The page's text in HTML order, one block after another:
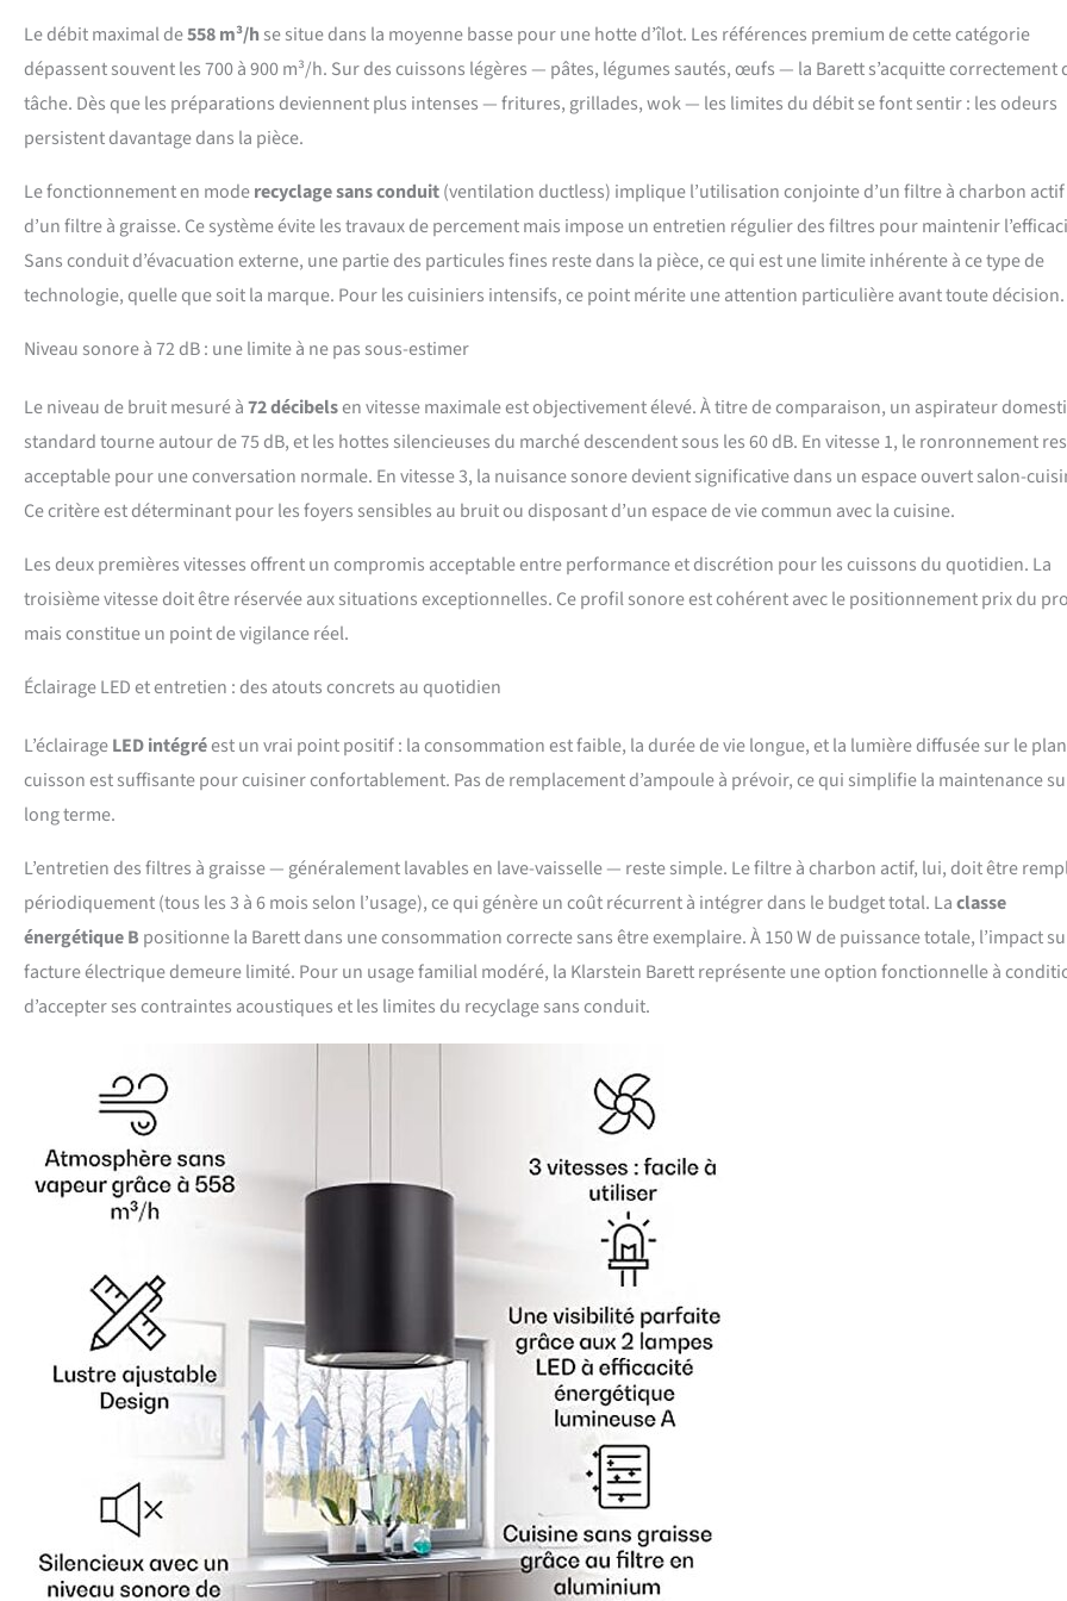
Le débit maximal de558 m³/hse situe dans la moyenne basse pour une hotte d’îlot. Les références premium de cette catégorie
dépassent souvent les 700 à 900 m³/h. Sur des cuissons légères — pâtes, légumes sautés, œufs — la Barett s’acquitte correctement
tâche. Dès que les préparations deviennent plus intenses — fritures, grillades, wok — les limites du débit se font sentir : les odeurs
persistent davantage dans la pièce.
Le fonctionnement en moderecyclage sans conduit(ventilation ductless) implique l’utilisation conjointe d’un filtre à charbon
d’un filtre à graisse. Ce système évite les travaux de percement mais impose un entretien régulier des filtres pour maintenir
Sans conduit d’évacuation externe, une partie des particules fines reste dans la pièce, ce qui est une limite inhérente à ce type de
technologie, quelle que soit la marque. Pour les cuisiniers intensifs, ce point mérite une attention particulière avant toute décision.
Niveau sonore à 72 dB : une limite à ne pas sous-estimer
Le niveau de bruit mesuré à72 décibelsen vitesse maximale est objectivement élevé. À titre de comparaison, un aspirateur
standard tourne autour de 75 dB, et les hottes silencieuses du marché descendent sous les 60 dB. En vitesse 1, le ronronnement
acceptable pour une conversation normale. En vitesse 3, la nuisance sonore devient significative dans un espace ouvert salon-
Ce critère est déterminant pour les foyers sensibles au bruit ou disposant d’un espace de vie commun avec la cuisine.
Les deux premières vitesses offrent un compromis acceptable entre performance et discrétion pour les cuissons du quotidien. La
troisième vitesse doit être réservée aux situations exceptionnelles. Ce profil sonore est cohérent avec le positionnement prix du
mais constitue un point de vigilance réel.
Éclairage LED et entretien : des atouts concrets au quotidien
L’éclairageLED intégréest un vrai point positif : la consommation est faible, la durée de vie longue, et la lumière diffusée sur le
cuisson est suffisante pour cuisiner confortablement. Pas de remplacement d’ampoule à prévoir, ce qui simplifie la maintenance
long terme.
L’entretien des filtres à graisse — généralement lavables en lave-vaisselle — reste simple. Le filtre à charbon actif, lui, doit être
périodiquement (tous les 3 à 6 mois selon l’usage), ce qui génère un coût récurrent à intégrer dans le budget total. Laclasse
énergétique B positionne la Barett dans une consommation correcte sans être exemplaire. À 150 W de puissance totale, l’impact
facture électrique demeure limité. Pour un usage familial modéré, la Klarstein Barett représente une option fonctionnelle à
d’accepter ses contraintes acoustiques et les limites du recyclage sans conduit.